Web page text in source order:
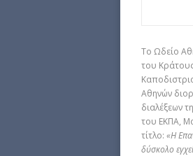
Το Ωδείο
του Κράτους
Αθηνών
διαλέξεων
του ΕΚΠΑ,
τίτλο: «Η
δύσκολο